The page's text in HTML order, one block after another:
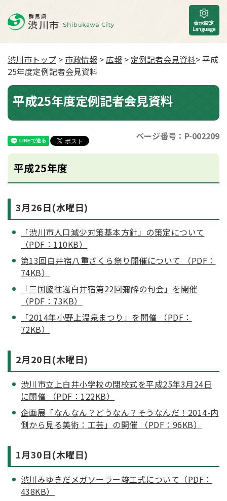
渋川市トップ > 市政情報 >広報 > 定例記者会見資料> 平成
25年度定例記者会見資料
平成25年度定例記者会見資料
ページ番号：P-002209
平成25年度
3月26日(水曜日)
「渋川市人口減少対策基本方針」の策定について
（PDF：110KB）
第13回白井宿八重ざくら祭り開催について （PDF：
74KB）
「三国脇往還白井宿第22回彌酔の句会」を開催
（PDF：73KB）
「2014年小野上温泉まつり」を開催 （PDF：
72KB）
2月20日(木曜日)
渋川市立上白井小学校の閉校式を平成25年3月24日
に開催 （PDF：122KB）
企画展「なんなん？どうなん？そうなんだ！2014-内
側から見る美術：工芸」の開催 （PDF：96KB）
1月30日(木曜日)
渋川みゆきだメガソーラー竣工式について（PDF：
438KB）